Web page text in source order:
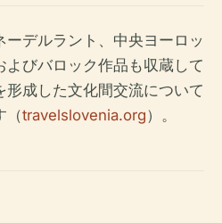
デルラント、中央ヨーロッ
びバロック作品も収蔵して
成した文化間交流について
（travelslovenia.org）。